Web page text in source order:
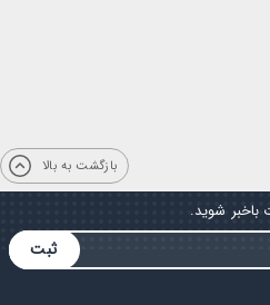
بازگشت به بالا
باخبر شوید.
ثبت